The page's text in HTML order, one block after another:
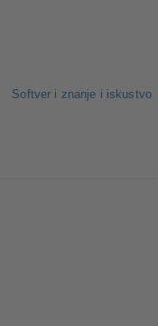
Softver i znanje i iskustvo